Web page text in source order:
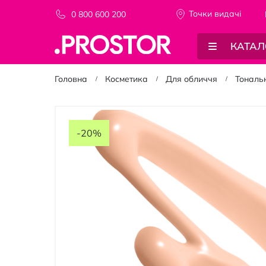
0 800 600 200 Точки видачi
Головна Косметика Для обличчя
галереї
зображень
-20%